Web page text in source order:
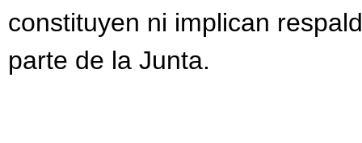
constituyen ni implican
parte de la Junta.